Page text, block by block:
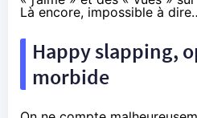
Là encore, impossible à
Happy slapping,
morbide